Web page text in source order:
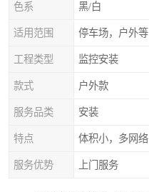
色系 黑/白
适用范围 停车场，户外等
工程类型 监控安装
款式 户外款
服务品类 安装
特点 体积小，多网络
服务优势 上门服务